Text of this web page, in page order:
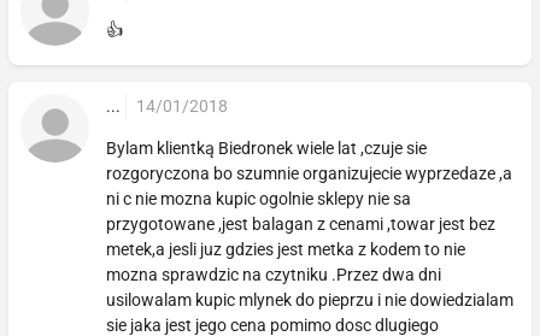
👍
... 14/01/2018
Bylam klientką Biedronek wiele lat ,czuje sie
rozgoryczona bo szumnie organizujecie wyprzedaze ,a
ni c nie mozna kupic ogolnie sklepy nie sa
przygotowane ,jest balagan z cenami ,towar jest bez
metek,a jesli juz gdzies jest metka z kodem to nie
mozna sprawdzic na czytniku .Przez dwa dni
usilowalam kupic mlynek do pieprzu i nie dowiedzialam
sie jaka jest jego cena pomimo dosc dlugiego